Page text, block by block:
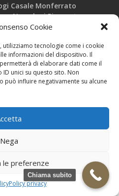
Cookie
tecnologie come i cookie
informazioni del dispositivo. Il
di elaborare dati come il
unici su questo sito. Non
può influire negativamente su alcune
Nega
le preferenze
Policy privacy
Casale Monferrato
Necrologi Piemonte
© zeropensieri local web -
cloud
Chiama subito